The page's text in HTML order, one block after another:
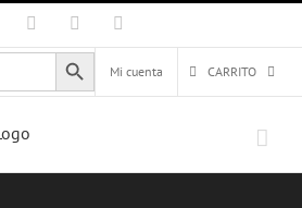
Facebook Instagram
Botón de búsqueda
Mi cuenta
CARRITO